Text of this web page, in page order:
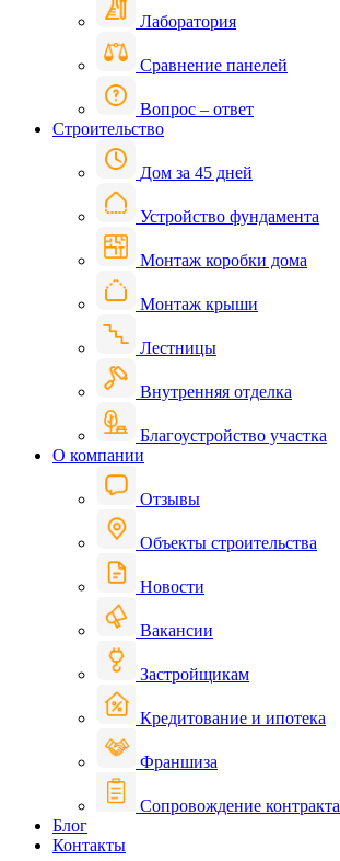
Лаборатория
Сравнение панелей
Вопрос – ответ
Строительство
Дом за 45 дней
Устройство фундамента
Монтаж коробки дома
Монтаж крыши
Лестницы
Внутренняя отделка
Благоустройство участка
О компании
Отзывы
Объекты строительства
Новости
Вакансии
Застройщикам
Кредитование и ипотека
Франшиза
Сопровождение контракта
Блог
Контакты